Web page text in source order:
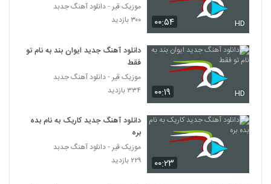
5228
موزیک زیبای چشم سیاهت از آراز اسماعیلی
۳۸۱ بازدید
5229
عباس قادری آهنگ عشق من
۱,۰۱۲ بازدید
موزیک زیبای چشمای مست از امید حاجیلی
۰۰:۵۴ HD
موزیک قیر - دانلود آهنگ جدبد
۳۰۰ بازدید
۰۰:۱۹ HD
دانلود آهنگ جدید ایوان بند به نام تو
فقط
موزیک قیر - دانلود آهنگ جدبد
۳۳۴ بازدید
۰۰:۲۳
دانلود آهنگ جدید کاریک به نام بده
بره
موزیک قیر - دانلود آهنگ جدبد
۲۲۹ بازدید